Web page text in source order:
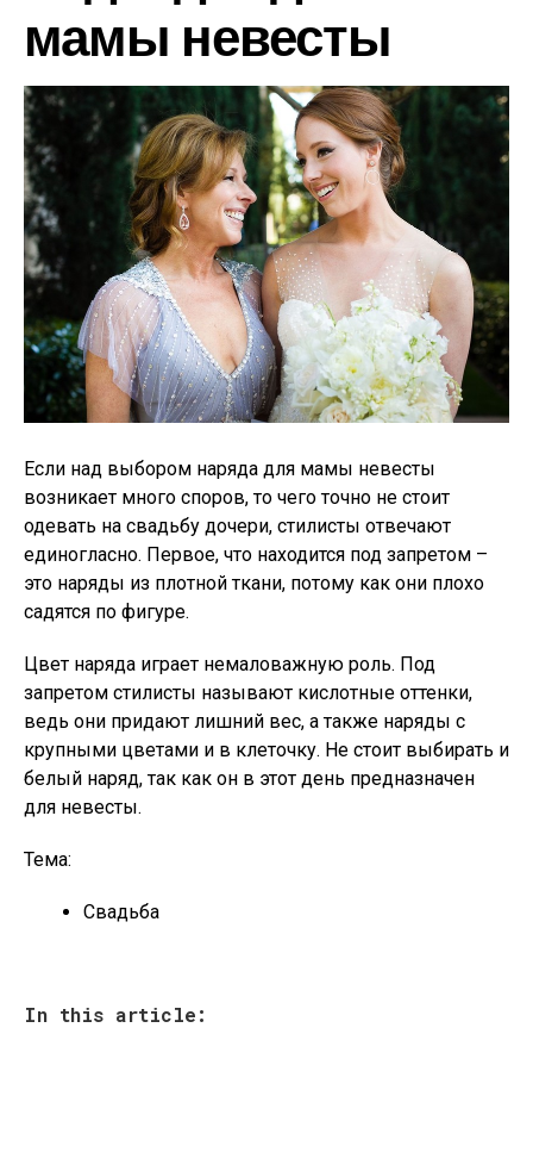
мамы невесты
Если над выбором наряда для мамы невесты
возникает много споров, то чего точно не стоит
одевать на свадьбу дочери, стилисты отвечают
единогласно. Первое, что находится под запретом –
это наряды из плотной ткани, потому как они плохо
садятся по фигуре.
Цвет наряда играет немаловажную роль. Под
запретом стилисты называют кислотные оттенки,
ведь они придают лишний вес, а также наряды с
крупными цветами и в клеточку. Не стоит выбирать и
белый наряд, так как он в этот день предназначен
для невесты.
Тема:
Свадьба
In this article: